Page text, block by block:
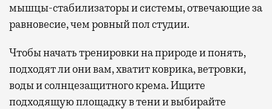
мышцы-стабилизаторы и системы, отвечающие за
равновесие, чем ровный пол студии.
Чтобы начать тренировки на природе и понять,
подходят ли они вам, хватит коврика, ветровки,
воды и солнцезащитного крема. Ищите
подходящую площадку в тени и выбирайте